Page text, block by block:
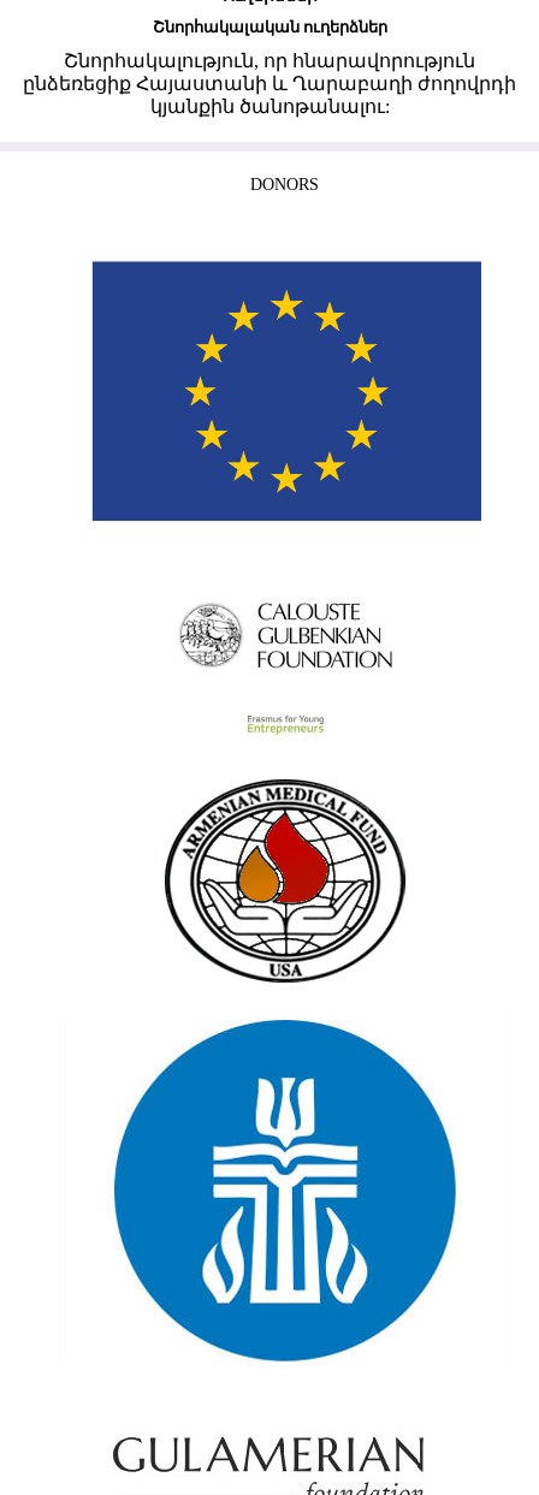
Շնորհակալական ուղերձներ
Շնորհակալություն, որ հնարավորություն
ընձեռեցիք Հայաստանի և Ղարաբաղի ժողովրդի
կյանքին ծանոթանալու:
DONORS